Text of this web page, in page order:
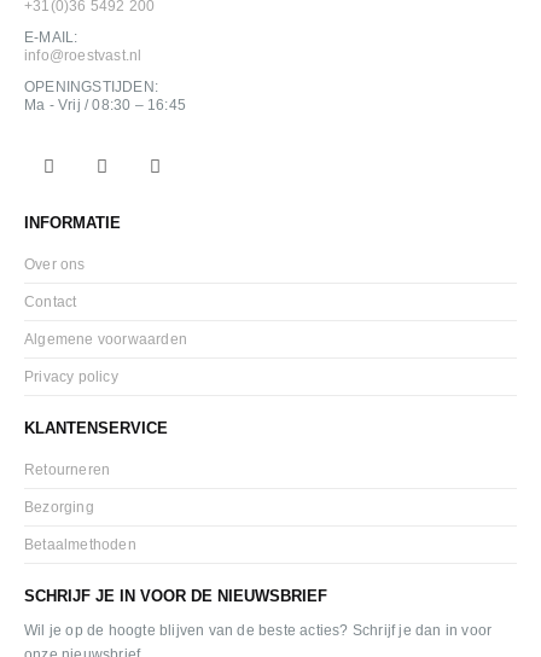
+31(0)36 5492 200
E-MAIL:
info@roestvast.nl
OPENINGSTIJDEN:
Ma - Vrij / 08:30 – 16:45
INFORMATIE
Over ons
Contact
Algemene voorwaarden
Privacy policy
KLANTENSERVICE
Retourneren
Bezorging
Betaalmethoden
SCHRIJF JE IN VOOR DE NIEUWSBRIEF
Wil je op de hoogte blijven van de beste acties? Schrijf je dan in voor